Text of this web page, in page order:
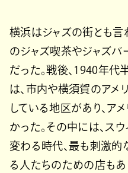
横浜はジャズの街とも言
のジャズ喫茶やジャズバ
だった。戦後、1940年
は、市内や横須賀のアメ
している地区があり、ア
かった。その中には、ス
変わる時代、最も刺激的
る人たちのための店もあ